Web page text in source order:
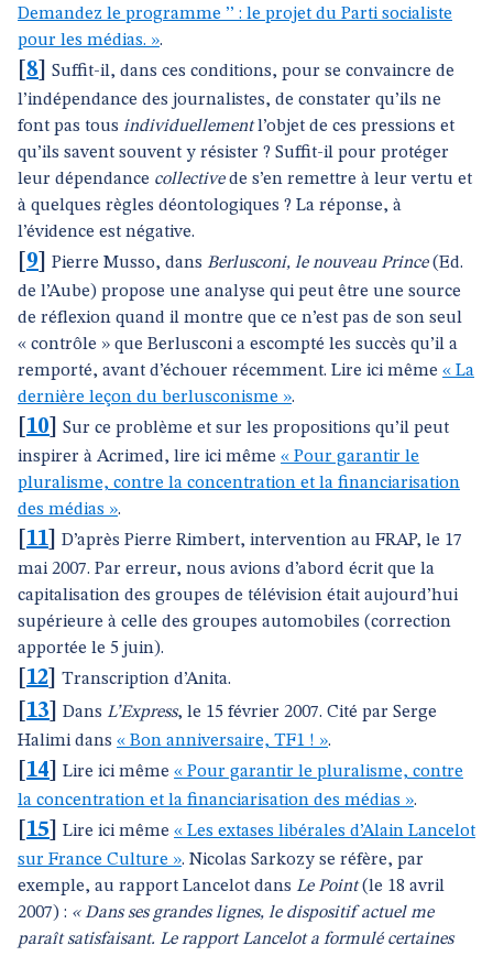
Demandez le programme ’’ : le projet du Parti socialiste
pour les médias. ».
8
Suffit-il, dans ces conditions, pour se convaincre de
l’indépendance des journalistes, de constater qu’ils ne
font pas tous individuellementl’objet de ces pressions et
qu’ils savent souvent y résister ? Suffit-il pour protéger
leur dépendance collectivede s’en remettre à leur vertu et
à quelques règles déontologiques ? La réponse, à
l’évidence est négative.
9 Pierre Musso, dans Berlusconi, le nouveau Prince(Ed.
de l’Aube) propose une analyse qui peut être une source
de réflexion quand il montre que ce n’est pas de son seul
« contrôle » que Berlusconi a escompté les succès qu’il a
remporté, avant d’échouer récemment. Lire ici même « La
dernière leçon du berlusconisme ».
10
Sur ce problème et sur les propositions qu’il peut
inspirer à Acrimed, lire ici même « Pour garantir le
pluralisme, contre la concentration et la financiarisation
des médias ».
11
D’après Pierre Rimbert, intervention au FRAP, le 17
mai 2007. Par erreur, nous avions d’abord écrit que la
capitalisation des groupes de télévision était aujourd’hui
supérieure à celle des groupes automobiles (correction
apportée le 5 juin).
12 Transcription d’Anita.
13 Dans L’Express, le 15 février 2007. Cité par Serge
Halimi dans « Bon anniversaire, TF1 ! ».
14 Lire ici même « Pour garantir le pluralisme, contre
la concentration et la financiarisation des médias ».
15 Lire ici même « Les extases libérales d’Alain Lancelot
sur France Culture ». Nicolas Sarkozy se réfère, par
exemple, au rapport Lancelot dans Le Point(le 18 avril
2007) : « Dans ses grandes lignes, le dispositif actuel me
paraît satisfaisant. Le rapport Lancelot a formulé certaines